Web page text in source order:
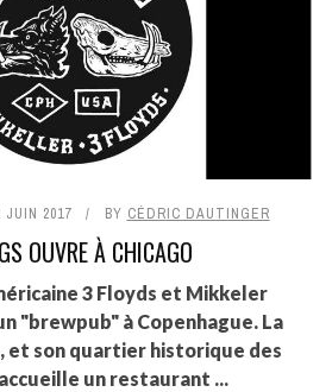
JUIN 2017 BY CÉDRIC DAUTINGER
OUVRE À CHICAGO
3 Floyds et Mikkeler
"brewpub" à Copenhague. La
et son quartier historique des
un restaurant ...